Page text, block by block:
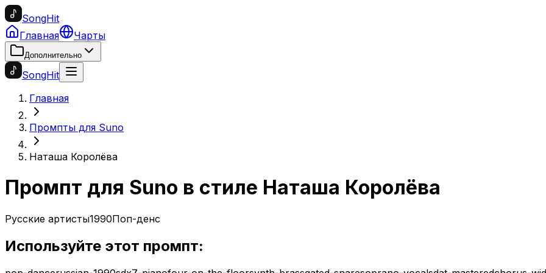
SongHit
Главная
Чарты
Дополнительно
SongHit
Главная
Промпты для Suno
Наташа Королёва
Промпт для Suno в стиле Наташа Королёва
Русские артисты1990Поп-денс
Используйте этот промпт: